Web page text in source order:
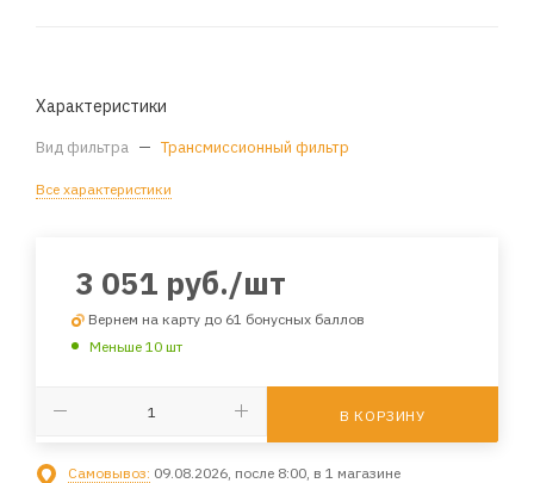
Характеристики
Вид фильтра — Трансмиссионный фильтр
Все характеристики
3 051 руб./шт
Вернем на карту до 61 бонусных баллов
Меньше 10 шт
В КОРЗИНУ
Самовывоз: 09.08.2026, после 8:00, в 1 магазине